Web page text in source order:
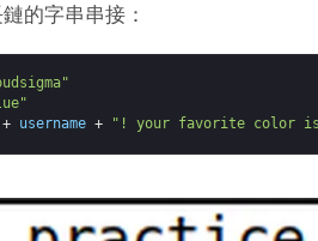
的字串串接：
+ username + "! your favorite color